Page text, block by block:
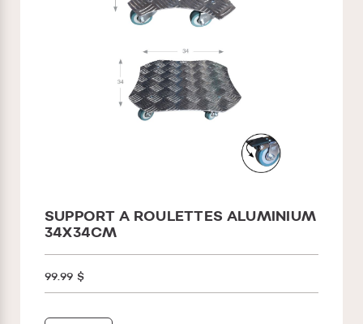
SUPPORT A ROULETTES ALUMINIUM
34X34CM
99.99 $